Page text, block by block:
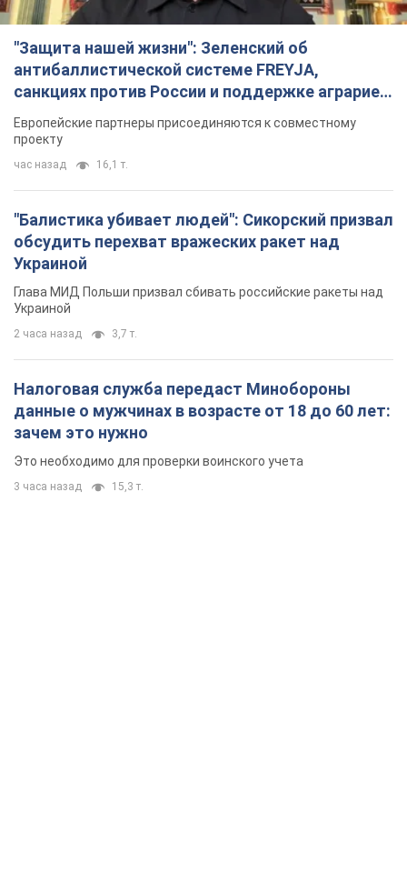
"Защита нашей жизни": Зеленский об
антибаллистической системе FREYJA,
санкциях против России и поддержке аграриев.
Видео
Европейские партнеры присоединяются к совместному
проекту
час назад 16,1 т.
"Балистика убивает людей": Сикорский призвал
обсудить перехват вражеских ракет над
Украиной
Глава МИД Польши призвал сбивать российские ракеты над
Украиной
2 часа назад 3,7 т.
Налоговая служба передаст Минобороны
данные о мужчинах в возрасте от 18 до 60 лет:
зачем это нужно
Это необходимо для проверки воинского учета
3 часа назад 15,3 т.